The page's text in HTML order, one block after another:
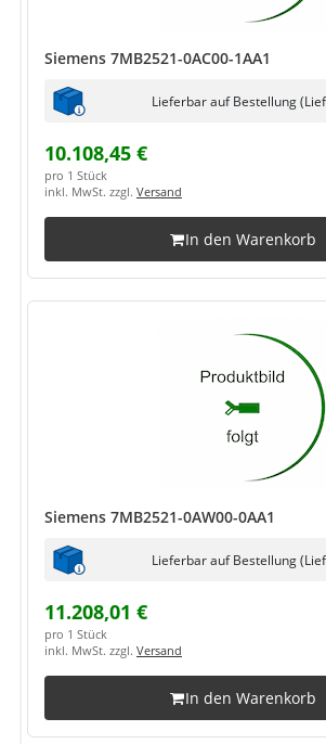
Siemens 7MB2521-0AC00-1AA1
Lieferbar auf Bestellung
10.108,45 €
pro 1 Stück
inkl. MwSt. zzgl. Versand
In den Warenkorb
Siemens 7MB2521-0AW00-0AA1
Lieferbar auf Bestellung
11.208,01 €
pro 1 Stück
inkl. MwSt. zzgl. Versand
In den Warenkorb